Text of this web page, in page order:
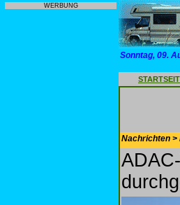
WERBUNG
Sonntag, 09.
Nachrichten >